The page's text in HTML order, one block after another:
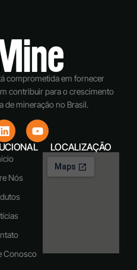
comprometida em fornecer
contribuir para o crescimento
de mineração no Brasil.
Nós
Conosco
LOCALIZAÇÃO